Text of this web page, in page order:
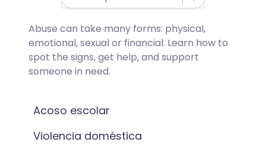
Abuse can take many forms: physical,
emotional, sexual or financial. Learn how to
spot the signs, get help, and support
someone in need.
Acoso escolar
Violencia doméstica